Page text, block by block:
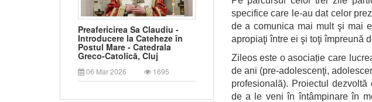
Preafericirea Sa Claudiu -
Introducere la Cateheze în
Postul Mare - Catedrala
Greco-Catolică, Cluj
06 Mar 2026 1695
specifice care le-au dat celor
de a comunica mai mult şi mai
apropiaţi între ei şi toţi împreună
Zileos este o asociație care
de ani (pre-adolescenţi,
profesională). Proiectul
de a le veni în întâmpinare în